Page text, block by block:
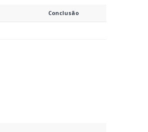
Conclusão